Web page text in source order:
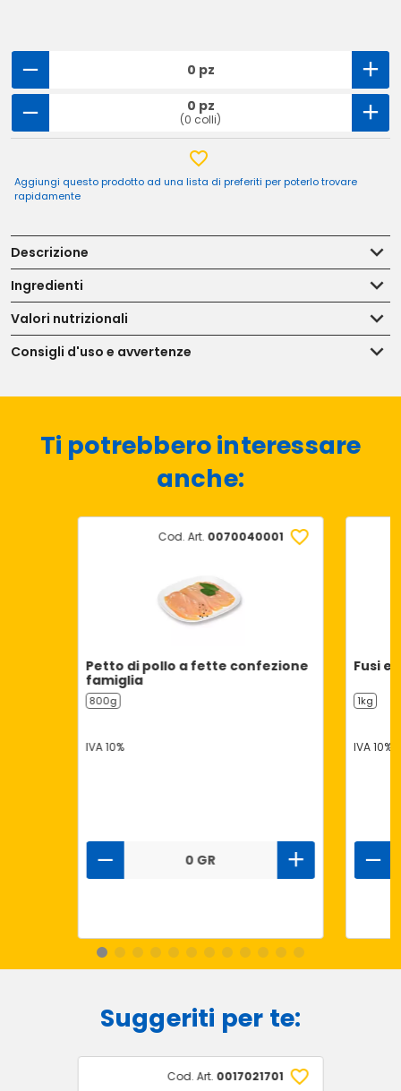
0 pz
0 pz
(0 colli)
Aggiungi questo prodotto ad una lista di preferiti per poterlo trovare
rapidamente
Descrizione
Ingredienti
Valori nutrizionali
Consigli d'uso e avvertenze
Ti potrebbero interessare
anche:
Cod. Art. 0070040001
Petto di pollo a fette confezione
famiglia
800g
IVA 10%
0 GR
Fusi e
1kg
IVA 10%
Suggeriti per te:
Cod. Art. 0017021701